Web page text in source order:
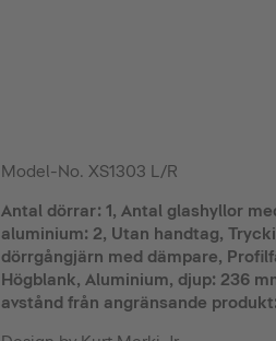
Model-No. XS1303 L/R
Antal dörrar: 1, Antal glashyllor
aluminium: 2, Utan handtag,
dörrgångjärn med dämpare,
Högblank, Aluminium, djup: 236
avstånd från angränsande